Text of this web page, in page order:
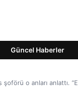
Güncel Haberler
o anları anlattı.